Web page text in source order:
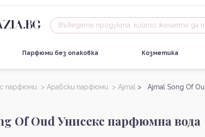
Парфюми без опаковка Козметика
парфюми > Арабски парфюми > Ajmal > Ajmal Song Of
Of Oud Унисекс парфюмна вода